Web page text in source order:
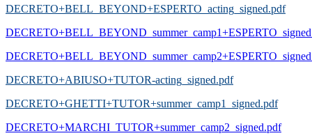
DECRETO+BELL_BEYOND+ESPERTO_acting_signed.pdf
DECRETO+ABIUSO+TUTOR-acting_signed.pdf
DECRETO+GHETTI+TUTOR+summer_camp1_signed.pdf
DECRETO+MARCHI_TUTOR+summer_camp2_signed.pdf